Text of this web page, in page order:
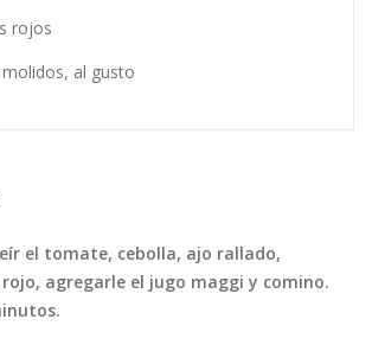
rojos
al gusto
el tomate, cebolla, ajo rallado,
agregarle el jugo maggi y comino.